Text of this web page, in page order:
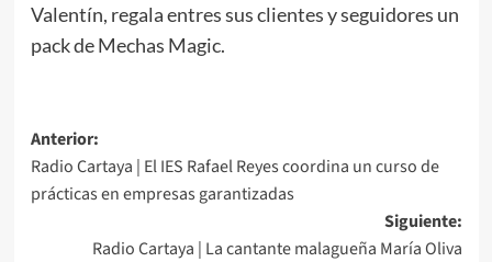
Valentín, regala entres sus clientes y seguidores un
pack de Mechas Magic.
Anterior:
Radio Cartaya | El IES Rafael Reyes coordina un curso de
prácticas en empresas garantizadas
Siguiente:
Radio Cartaya | La cantante malagueña María Oliva